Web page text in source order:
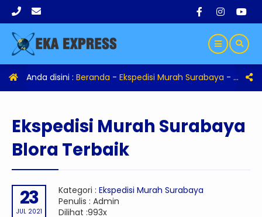
Anda disini : Beranda - Ekspedisi Murah Surabaya -
Ekspedisi Murah Surabaya
Blora Terbaik
23
JUL 2021
Kategori : Ekspedisi Murah Surabaya
Penulis : Admin
Dilihat :993x